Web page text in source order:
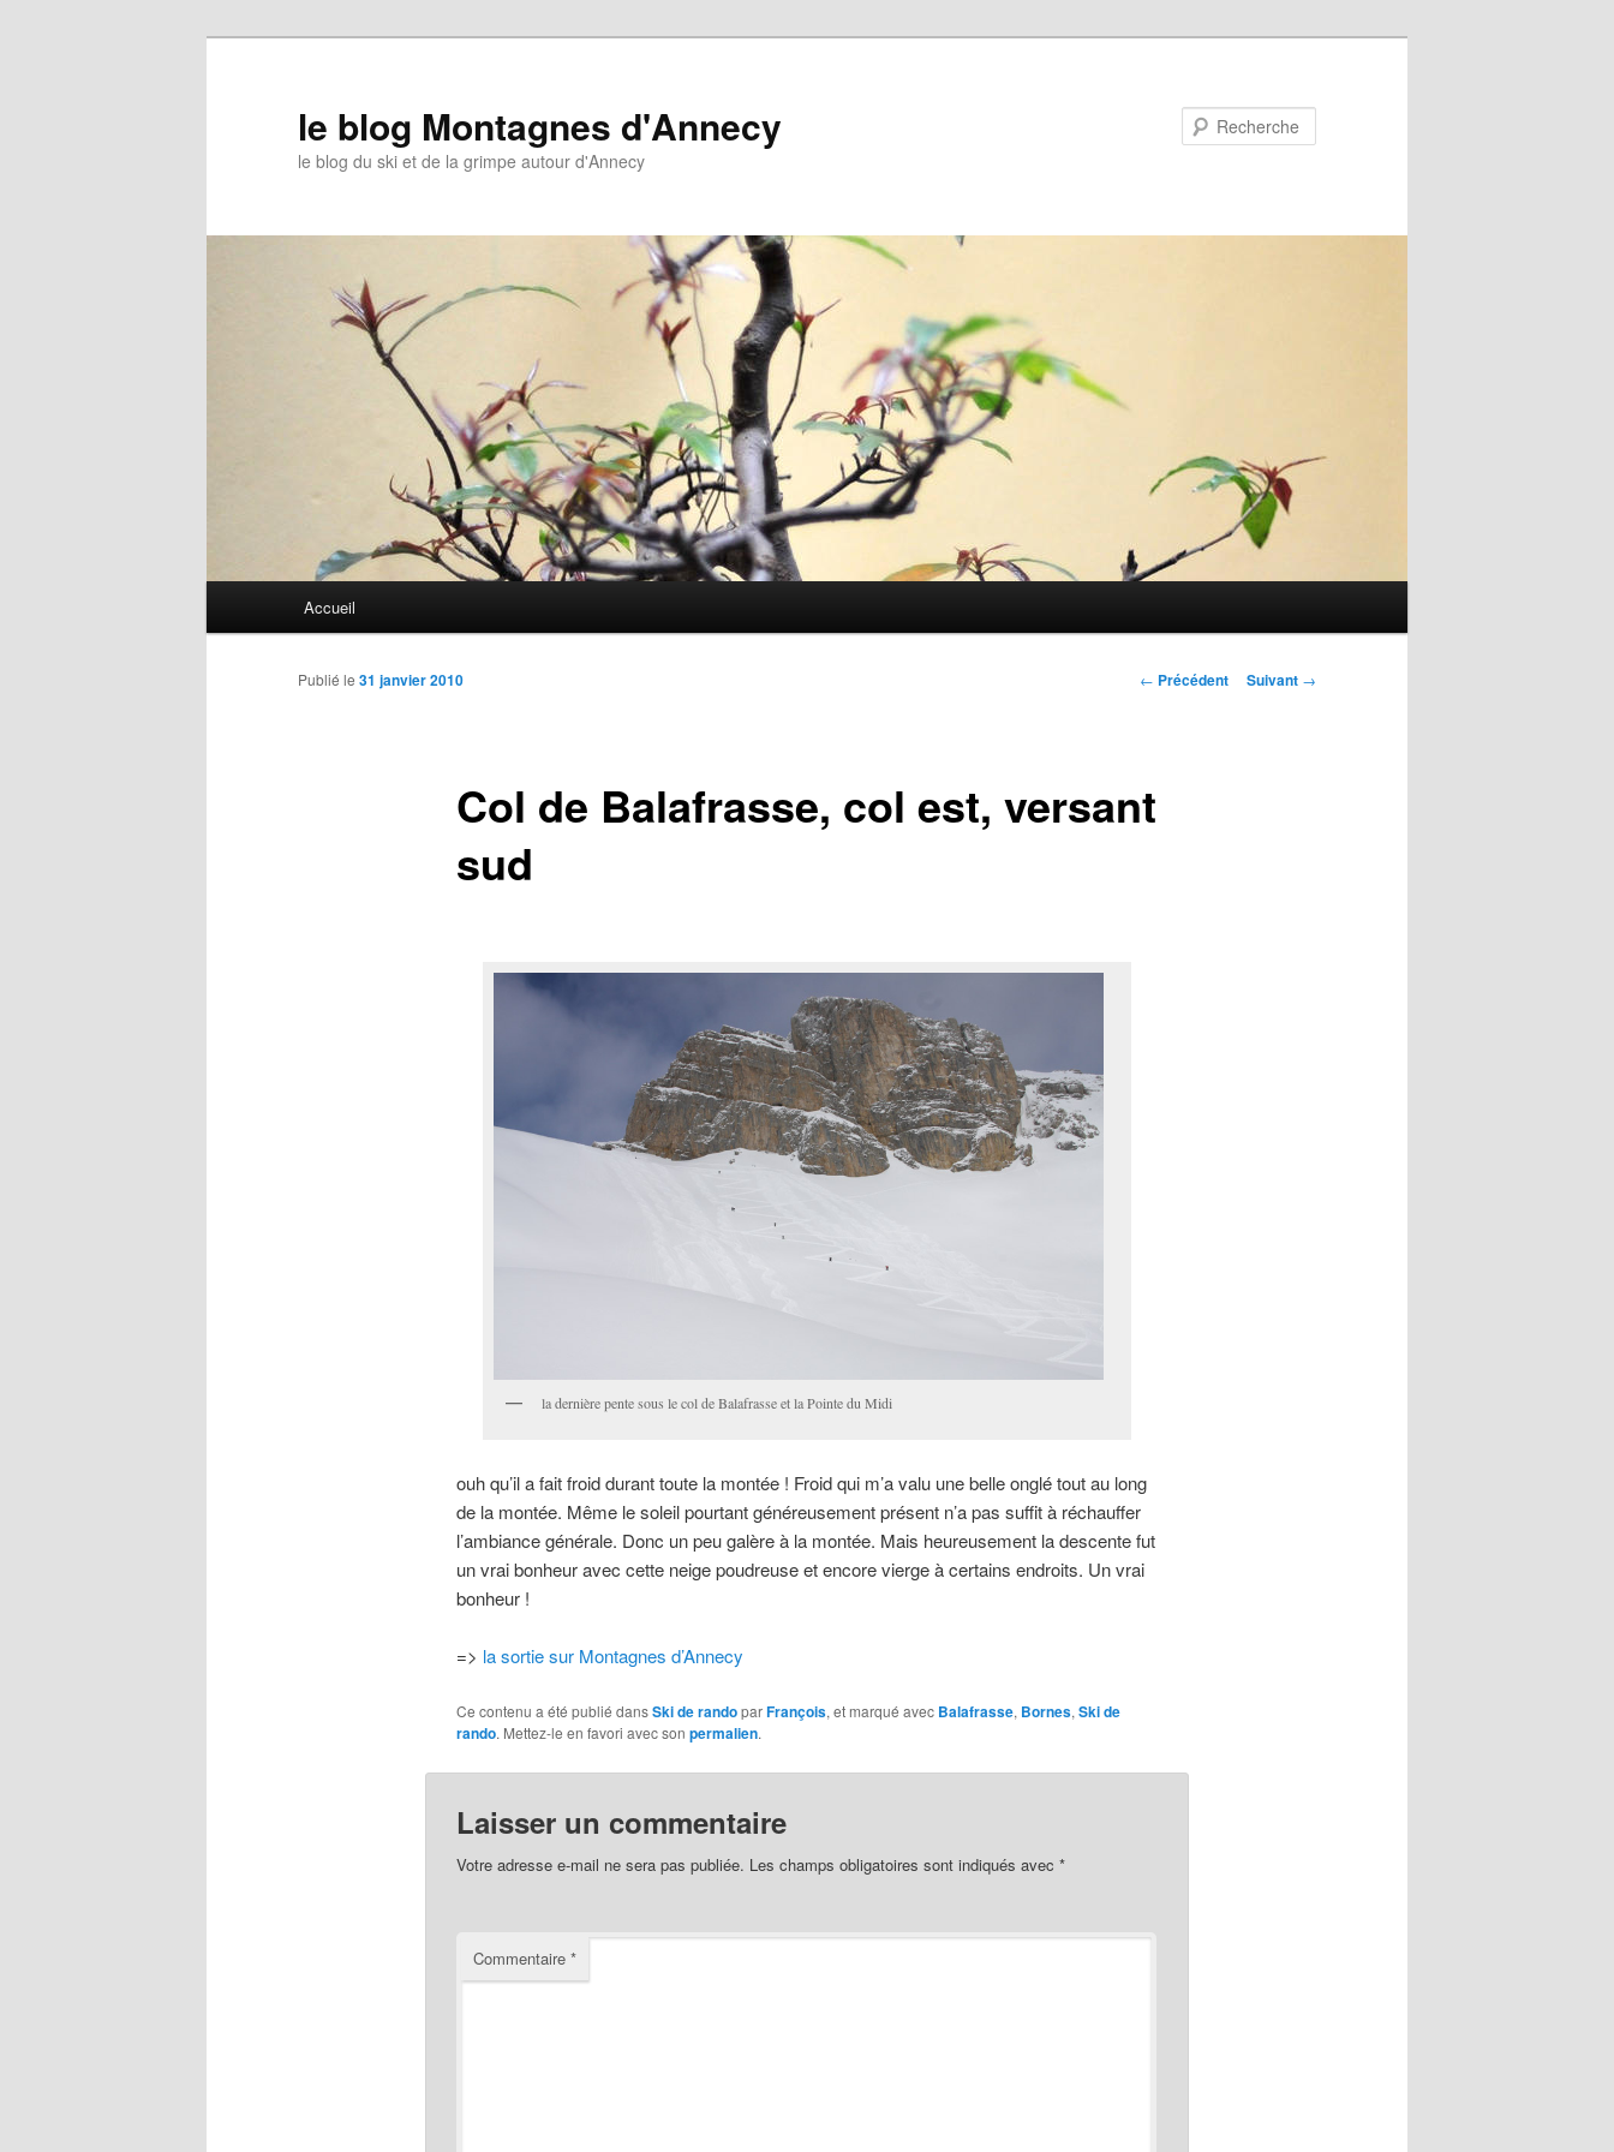
le blog Montagnes d'Annecy
le blog du ski et de la grimpe autour d'Annecy
Aller
au
Accueil
Navigation
← Précédent Suivant →
Col de Balafrasse, col est, versant
sud
Publié le 31 janvier 2010
la dernière pente sous le col de Balafrasse et la Pointe du Midi
ouh qu’il a fait froid durant toute la montée ! Froid qui m’a valu une belle onglé tout au long
de la montée. Même le soleil pourtant généreusement présent n’a pas suffit à réchauffer
l’ambiance générale. Donc un peu galère à la montée. Mais heureusement la descente fut
un vrai bonheur avec cette neige poudreuse et encore vierge à certains endroits. Un vrai
bonheur !
=> la sortie sur Montagnes d’Annecy
Ce contenu a été publié dansSki de randoparFrançois, et marqué avec Balafrasse, Bornes, Ski de
rando. Mettez-le en favori avec son permalien.
Laisser un commentaire
Votre adresse e-mail ne sera pas publiée. Les champs obligatoires sont indiqués avec *
Commentaire *